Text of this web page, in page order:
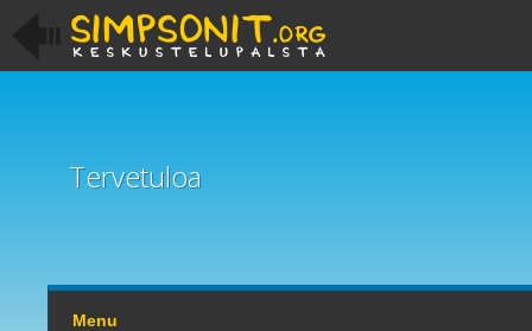
Tervetuloa
Menu